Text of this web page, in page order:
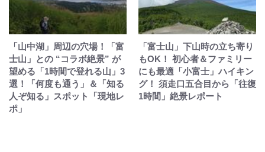
「山中湖」周辺の穴場！「富
士山」との “コラボ絶景” が
望める「1時間で登れる山」3
選！「何度も通う」＆「知る
人ぞ知る」スポット「現地レ
ポ」
「富士山」下山時の立ち寄り
もOK！ 初心者＆ファミリー
にも最適「小富士」ハイキン
グ！ 須走口五合目から「往復
1時間」絶景レポート